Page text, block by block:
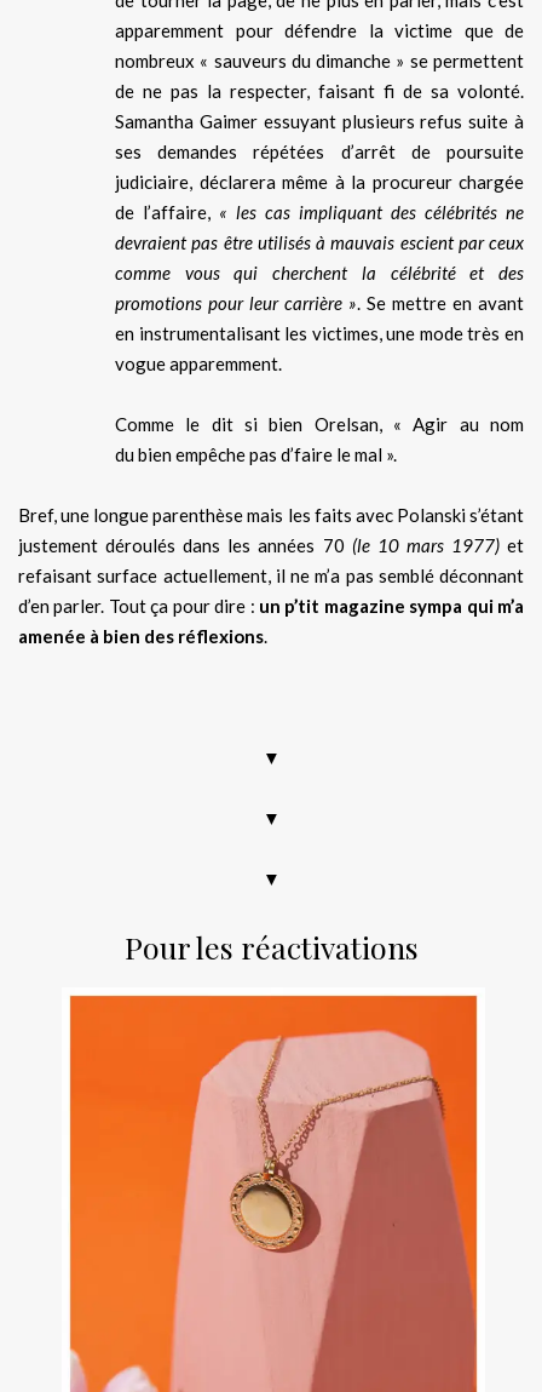
apparemment pour défendre la victime que de
nombreux « sauveurs du dimanche » se permettent
de ne pas la respecter, faisant fi de sa volonté.
Samantha Gaimer essuyant plusieurs refus suite à
ses demandes répétées d’arrêt de poursuite
judiciaire, déclarera même à la procureur chargée
de l’affaire, « les cas impliquant des célébrités ne
devraient pas être utilisés à mauvais escient par ceux
comme vous qui cherchent la célébrité et des
promotions pour leur carrière ». Se mettre en avant
en instrumentalisant les victimes, une mode très en
vogue apparemment.
Comme le dit si bien Orelsan, « Agir au nom
du bien empêche pas d’faire le mal ».
Bref, une longue parenthèse mais les faits avec Polanski s’étant
justement déroulés dans les années 70 (le 10 mars 1977)et
refaisant surface actuellement, il ne m’a pas semblé déconnant
d’en parler. Tout ça pour dire : un p’tit magazine sympa qui m’a
amenée à bien des réflexions.
▼
▼
▼
Pour les réactivations